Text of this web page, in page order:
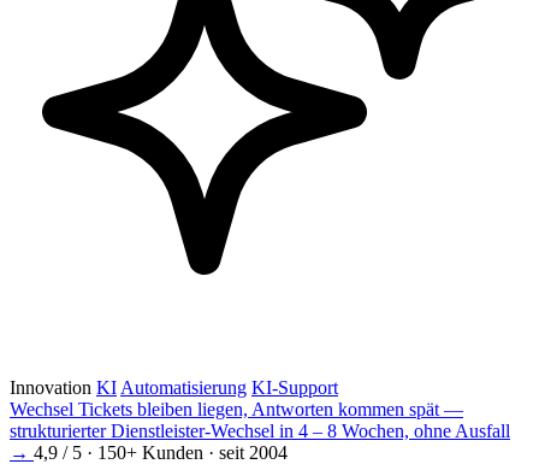
Innovation KI Automatisierung KI-Support
Wechsel Tickets bleiben liegen, Antworten kommen spät —
strukturierter Dienstleister-Wechsel in 4 – 8 Wochen, ohne Ausfall
→ 4,9 / 5 · 150+ Kunden · seit 2004